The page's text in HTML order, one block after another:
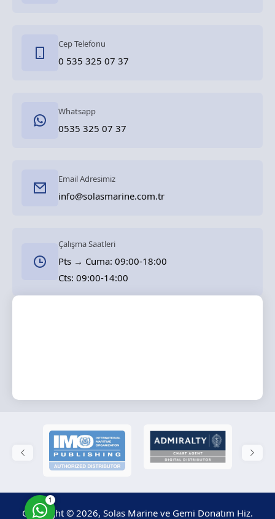
Cep Telefonu
0 535 325 07 37
Whatsapp
0535 325 07 37
Email Adresimiz
info@solasmarine.com.tr
Çalışma Saatleri
Pts → Cuma: 09:00-18:00
Cts: 09:00-14:00
Copyright © 2026, Solas Marine ve Gemi Donatım Hiz.
Cevap Yaz
1